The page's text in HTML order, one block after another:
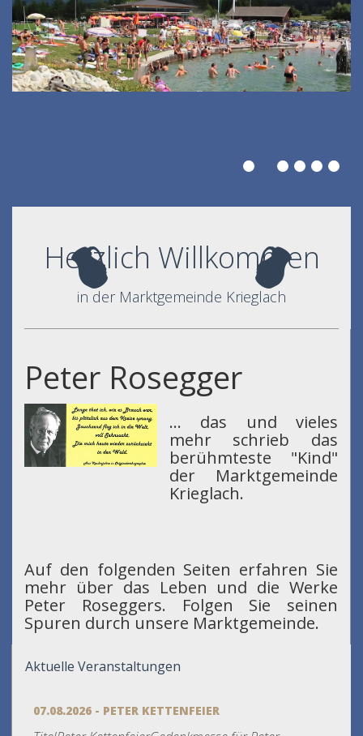
Herzlich Willkommen
in der Marktgemeinde Krieglach
Peter Rosegger
... das und vieles
mehr schrieb das
berühmteste "Kind"
der Marktgemeinde
Krieglach.
Auf den folgenden Seiten erfahren Sie
mehr über das Leben und die Werke
Peter Roseggers. Folgen Sie seinen
Spuren durch unsere Marktgemeinde.
Aktuelle Veranstaltungen
07.08.2026 - PETER KETTENFEIER